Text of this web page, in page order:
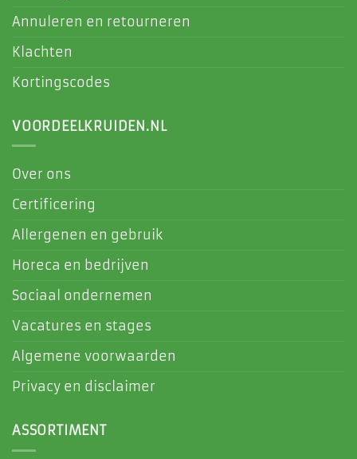
Annuleren en retourneren
Klachten
Kortingscodes
VOORDEELKRUIDEN.NL
Over ons
Certificering
Allergenen en gebruik
Horeca en bedrijven
Sociaal ondernemen
Vacatures en stages
Algemene voorwaarden
Privacy en disclaimer
ASSORTIMENT